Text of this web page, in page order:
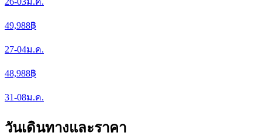
49,988฿
27-04ม.ค.
48,988฿
31-08ม.ค.
วันเดินทางและราคา